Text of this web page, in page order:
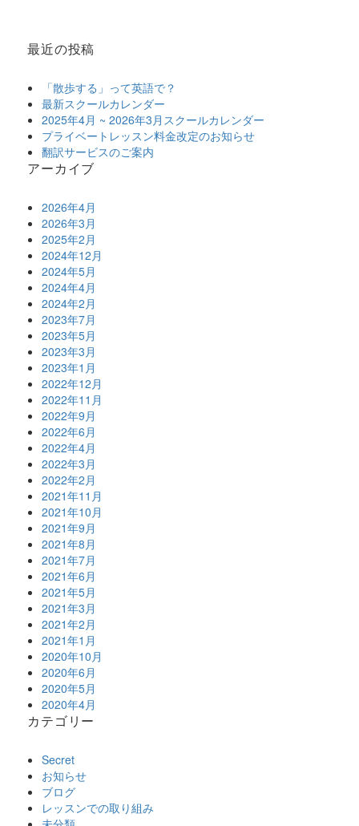
最近の投稿
「散歩する」って英語で？
最新スクールカレンダー
2025年4月 ~ 2026年3月スクールカレンダー
プライベートレッスン料金改定のお知らせ
翻訳サービスのご案内
アーカイブ
2026年4月
2026年3月
2025年2月
2024年12月
2024年5月
2024年4月
2024年2月
2023年7月
2023年5月
2023年3月
2023年1月
2022年12月
2022年11月
2022年9月
2022年6月
2022年4月
2022年3月
2022年2月
2021年11月
2021年10月
2021年9月
2021年8月
2021年7月
2021年6月
2021年5月
2021年3月
2021年2月
2021年1月
2020年10月
2020年6月
2020年5月
2020年4月
カテゴリー
Secret
お知らせ
ブログ
レッスンでの取り組み